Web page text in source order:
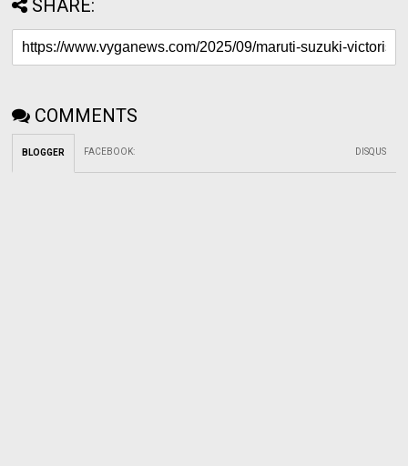
SHARE:
COMMENTS
BLOGGER FACEBOOK: DISQUS